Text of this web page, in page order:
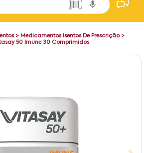
Alagoas
Bahia
Paraíba
> Medicamentos Isentos De Prescrição>
50 Imune 30 Comprimidos